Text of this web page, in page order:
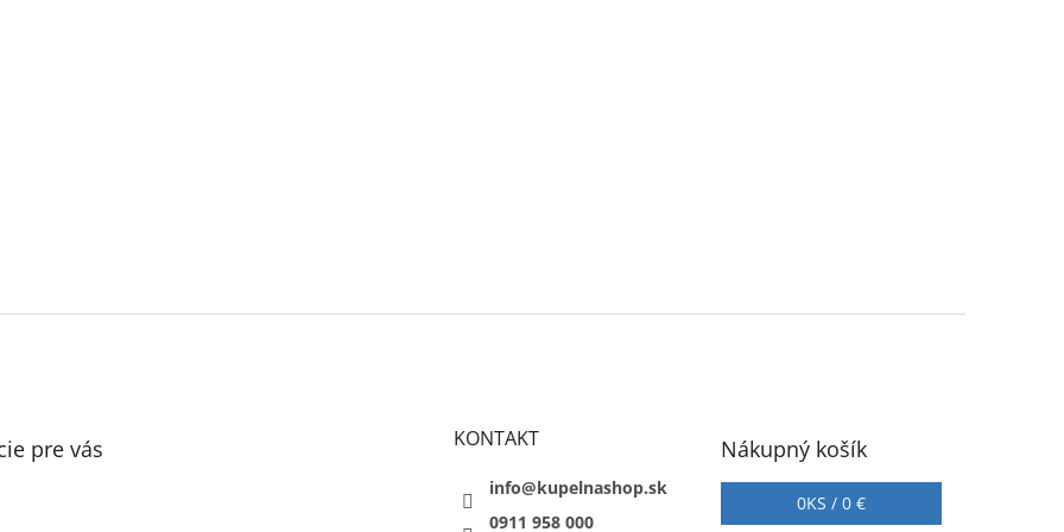
pre vás KONTAKT
info@kupelnashop.sk
0911 958 000
Nákupný košík
0KS /0 €